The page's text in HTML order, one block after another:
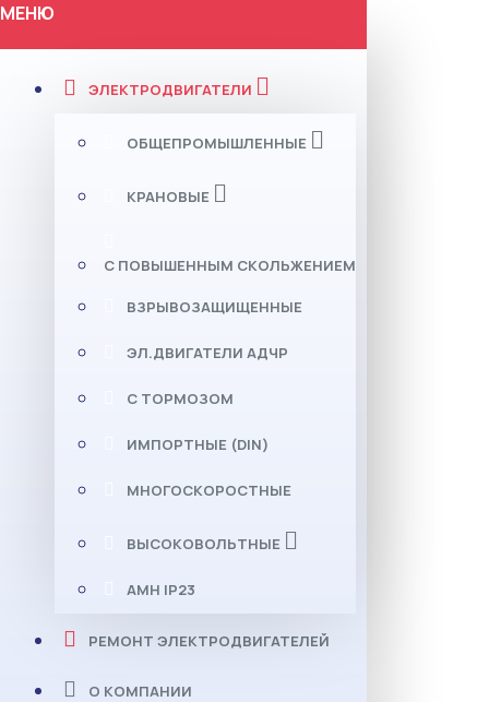
МЕНЮ
ЭЛЕКТРОДВИГАТЕЛИ
ОБЩЕПРОМЫШЛЕННЫЕ
КРАНОВЫЕ
С ПОВЫШЕННЫМ СКОЛЬЖЕНИЕМ
ВЗРЫВОЗАЩИЩЕННЫЕ
ЭЛ.ДВИГАТЕЛИ АДЧР
С ТОРМОЗОМ
ИМПОРТНЫЕ (DIN)
МНОГОСКОРОСТНЫЕ
ВЫСОКОВОЛЬТНЫЕ
АМН IP23
РЕМОНТ ЭЛЕКТРОДВИГАТЕЛЕЙ
О КОМПАНИИ